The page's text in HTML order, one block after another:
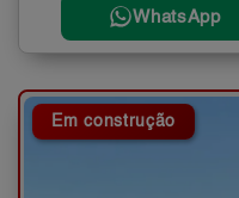
WhatsApp
Em construção